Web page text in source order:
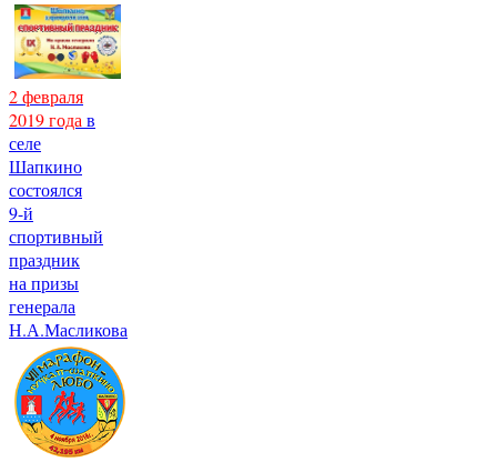
2 февраля
2019 года в
селе
Шапкино
состоялся
9-й
спортивный
праздник
на призы
генерала
Н.А.Масликова